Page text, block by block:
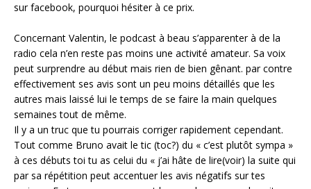
sur facebook, pourquoi hésiter à ce prix.
Concernant Valentin, le podcast à beau s’apparenter à de la
radio cela n’en reste pas moins une activité amateur. Sa voix
peut surprendre au début mais rien de bien gênant. par contre
effectivement ses avis sont un peu moins détaillés que les
autres mais laissé lui le temps de se faire la main quelques
semaines tout de même.
Il y a un truc que tu pourrais corriger rapidement cependant.
Tout comme Bruno avait le tic (toc?) du « c’est plutôt sympa »
à ces débuts toi tu as celui du « j’ai hâte de lire(voir) la suite qui
par sa répétition peut accentuer les avis négatifs sur tes